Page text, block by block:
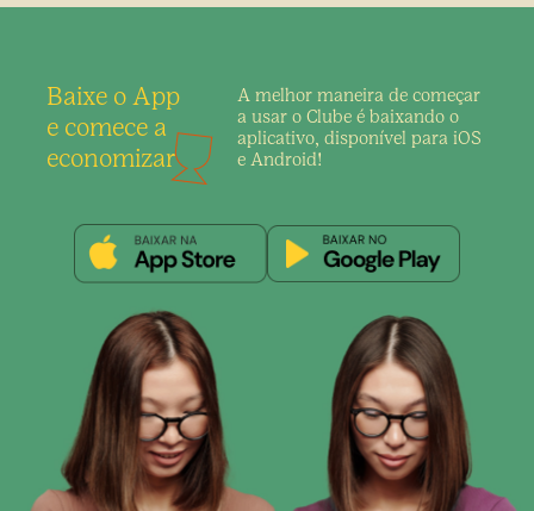
Baixe o App
e comece a
economizar
A melhor maneira de começar
a usar o Clube é baixando o
aplicativo, disponível para iOS
e Android!